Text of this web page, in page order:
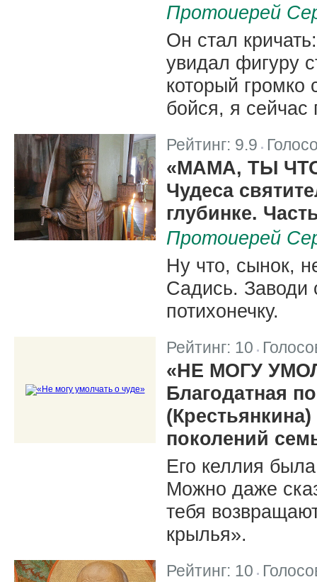
Протоиерей
Он стал
увидал фигуру
который громко
бойся, я сейчас
Рейтинг: 9.9
«МАМА, ТЫ
Чудеса
глубинке.
Протоиерей
Ну что, сынок,
Садись. Заводи
потихонечку.
Рейтинг: 10
«НЕ МОГУ
Благодатная
поколений
Его келлия
Можно даже
тебя
крылья».
Рейтинг: 10